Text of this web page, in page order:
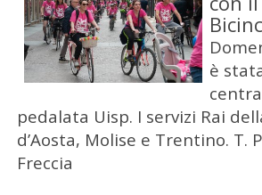
è
pedalata Uisp. I servizi Rai
d’Aosta, Molise e Trentino. T.
Freccia